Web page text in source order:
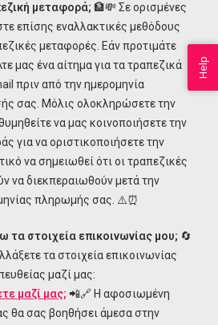
μεταφορά; 🏦💸 Σε ορισμένες
επίσης εναλλακτικές μεθόδους
μεταφορές. Εάν προτιμάτε
μας ένα αίτημα για τα τραπεζικά
πριν από την ημερομηνία
σας. Μόλις ολοκληρώσετε την
να μας κοινοποιήσετε την
για να οριστικοποιήσετε την
να σημειωθεί ότι οι τραπεζικές
να διεκπεραιωθούν μετά την
πληρωμής σας. ⚠️⏰
στοιχεία επικοινωνίας μου; 🔄
τα στοιχεία επικοινωνίας
μαζί μας:
μαζί μας; 📲🔗 Η αφοσιωμένη
θα σας βοηθήσει άμεσα στην
Help